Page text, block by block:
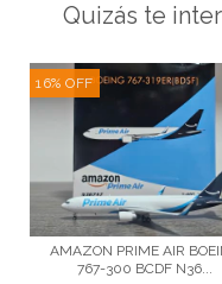
Quizás te
16% OFF
AMAZON PRIME AIR
767-300 BCDF N36...